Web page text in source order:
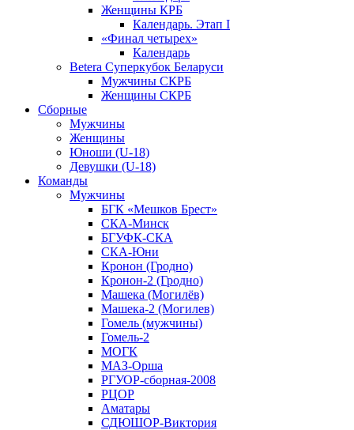
Женщины КРБ
Календарь. Этап I
«Финал четырех»
Календарь
Betera Суперкубок Беларуси
Мужчины СКРБ
Женщины СКРБ
Сборные
Мужчины
Женщины
Юноши (U-18)
Девушки (U-18)
Команды
Мужчины
БГК «Мешков Брест»
СКА-Минск
БГУФК-СКА
СКА-Юни
Кронон (Гродно)
Кронон-2 (Гродно)
Машека (Могилёв)
Машека-2 (Могилев)
Гомель (мужчины)
Гомель-2
МОГК
МАЗ-Орша
РГУОР-сборная-2008
РЦОР
Аматары
СДЮШОР-Виктория